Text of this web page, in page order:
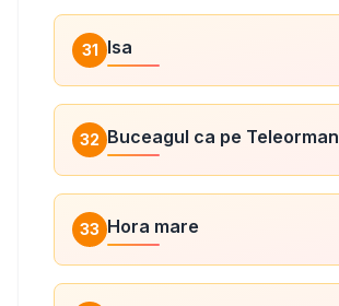
31 Isa
32 Buceagul ca pe Teleorman
33 Hora mare